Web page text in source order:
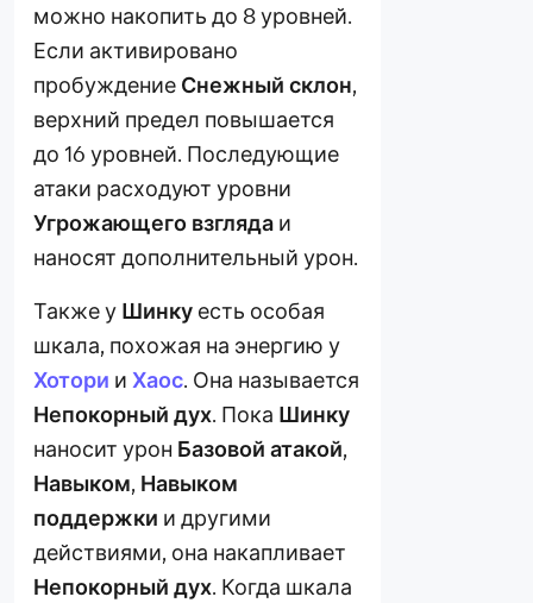
можно накопить до 8 уровней.
Если активировано
пробуждение Снежный склон,
верхний предел повышается
до 16 уровней. Последующие
атаки расходуют уровни
Угрожающего взгляда и
наносят дополнительный урон.
Также у Шинку есть особая
шкала, похожая на энергию у
Хотори и Хаос. Она называется
Непокорный дух. Пока Шинку
наносит урон Базовой атакой,
Навыком, Навыком
поддержки и другими
действиями, она накапливает
Непокорный дух. Когда шкала